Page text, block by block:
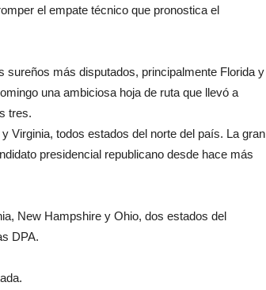
el empate técnico que pronostica el
más disputados, principalmente Florida y
una ambiciosa hoja de ruta que llevó a
tres.
Virginia, todos estados del norte del país. La gran
presidencial republicano desde hace más
New Hampshire y Ohio, dos estados del
DPA.